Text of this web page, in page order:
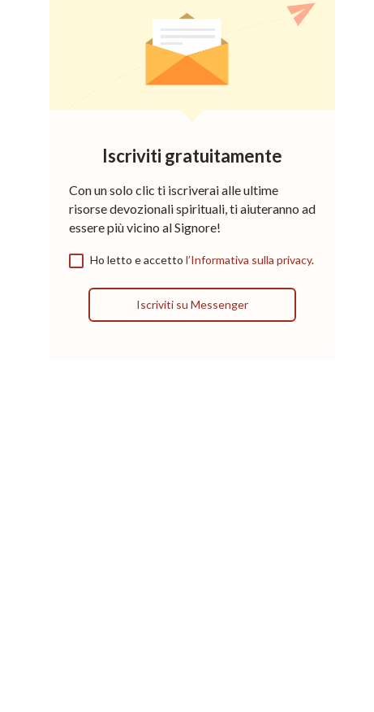
Iscriviti gratuitamente
Con un solo clic ti iscriverai alle ultime
risorse devozionali spirituali, ti aiuteranno ad
essere più vicino al Signore!
Ho letto e accetto l’Informativa sulla privacy.
Iscriviti su Messenger